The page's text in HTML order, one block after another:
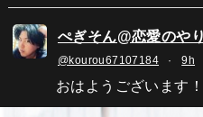
ぺぎそん@恋愛のや
@kourou67107184 · 9h
おはようございます！